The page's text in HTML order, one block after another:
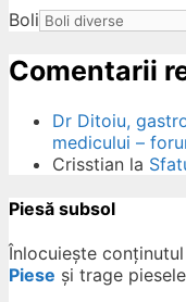
Boli
Comentarii
Dr Ditoiu,
medicului –
Crisstian la
Piesă subsol
Înlocuiește
Piese și trage